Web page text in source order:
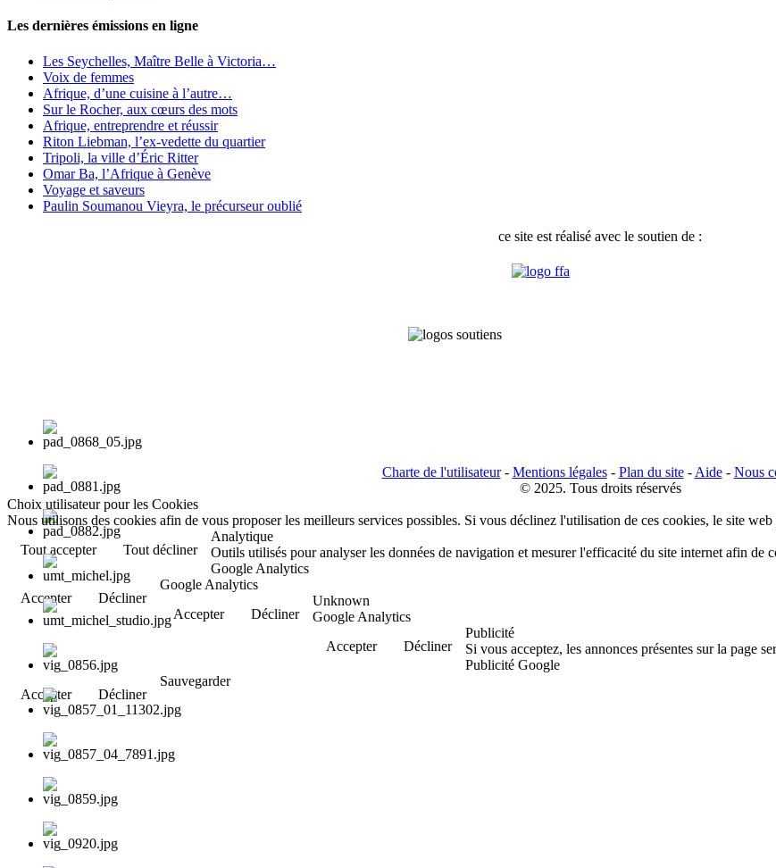
Les dernières émissions en ligne
Les Seychelles, Maître Belle à Victoria…
Voix de femmes
Afrique, d’une cuisine à l’autre…
Sur le Rocher, aux cœurs des mots
Afrique, entreprendre et réussir
Riton Liebman, l’ex-vedette du quartier
Tripoli, la ville d’Éric Ritter
Omar Ba, l’Afrique à Genève
Voyage et saveurs
Paulin Soumanou Vieyra, le précurseur oublié
ce site est réalisé avec le soutien de :
Charte de l'utilisateur- Mentions légales- Plan du site- Aide- Nous
© 2025. Tous droits réservés
Choix utilisateur pour les Cookies
Nous utilisons des cookies afin de vous proposer les meilleurs services possibles. Si vous déclinez l'utilisation de ces cookies, le site
Tout accepter
Tout décliner
Analytique
Outils utilisés pour analyser les données de navigation et mesurer l'efficacité du site internet afin de
Google Analytics
Accepter
Décliner
Google Analytics
Accepter
Décliner
Unknown
Google Analytics
Accepter
Décliner
Publicité
Si vous acceptez, les annonces présentes sur la page
Publicité Google
Accepter
Décliner
Sauvegarder